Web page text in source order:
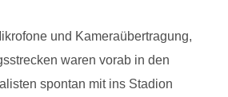
und Kameraübertragung,
waren vorab in den
spontan mit ins Stadion